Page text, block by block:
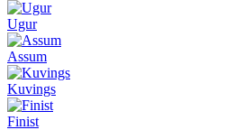
Ugur
Assum
Kuvings
Finist